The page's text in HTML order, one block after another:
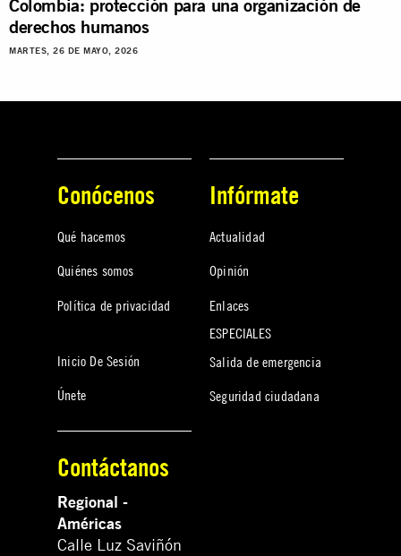
Colombia: protección para una organización de
derechos humanos
MARTES, 26 DE MAYO, 2026
Conócenos
Qué hacemos
Quiénes somos
Política de privacidad
Inicio De Sesión
Únete
Infórmate
Actualidad
Opinión
Enlaces
ESPECIALES
Salida de emergencia
Seguridad ciudadana
Contáctanos
Regional -
Américas
Calle Luz Saviñón